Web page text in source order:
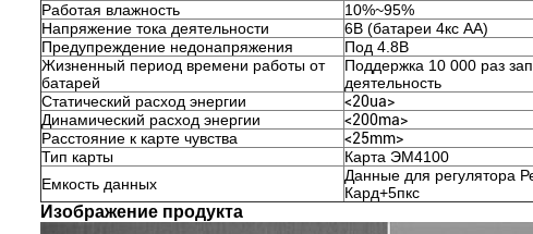
Работая влажность
10%~95%
Напряжение тока деятельности
6В (батареи 4кс АА)
Предупреждение недонапряжения
Под 4.8В
Жизненный период времени работы от
батарей
Поддержка 10 000 раз
деятельность
Статический расход энергии
<20ua>
Динамический расход энергии
<200ma>
Расстояние к карте чувства
<25mm>
Тип карты
Карта ЭМ4100
Емкость данных
Данные для регулятора
Кард+5пкс
Изображение продукта